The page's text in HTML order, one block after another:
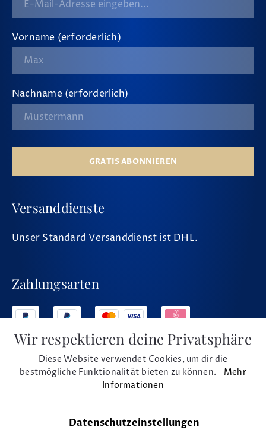
Vorname (erforderlich)
Nachname (erforderlich)
GRATIS ABONNIEREN
Versanddienste
Unser Standard Versanddienst ist DHL.
Zahlungsarten
Social Media
Wir respektieren deine Privatsphäre
Diese Website verwendet Cookies, um dir die
bestmögliche Funktionalität bieten zu können. Mehr
Informationen
Datenschutzeinstellungen